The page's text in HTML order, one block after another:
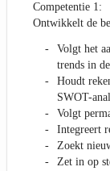
Competentie 1:
Ontwikkelt de
Volgt het
trends in
Houdt
SWOT-
Volgt
Integreert
Zoekt
Zet in op